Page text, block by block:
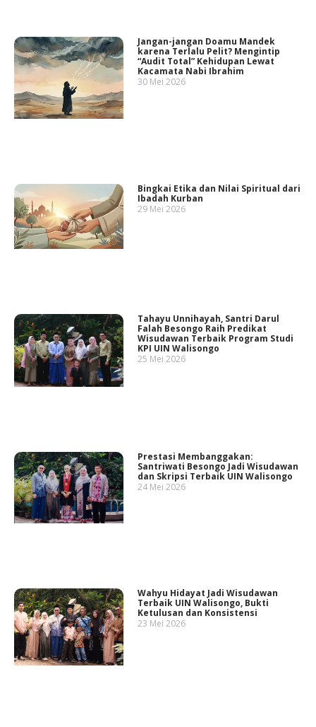
Jangan-jangan Doamu Mandek
karena Terlalu Pelit? Mengintip
“Audit Total” Kehidupan Lewat
Kacamata Nabi Ibrahim
30 Mei 2026
Bingkai Etika dan Nilai Spiritual dari
Ibadah Kurban
29 Mei 2026
Tahayu Unnihayah, Santri Darul
Falah Besongo Raih Predikat
Wisudawan Terbaik Program Studi
KPI UIN Walisongo
25 Mei 2026
Prestasi Membanggakan:
Santriwati Besongo Jadi Wisudawan
dan Skripsi Terbaik UIN Walisongo
24 Mei 2026
Wahyu Hidayat Jadi Wisudawan
Terbaik UIN Walisongo, Bukti
Ketulusan dan Konsistensi
23 Mei 2026